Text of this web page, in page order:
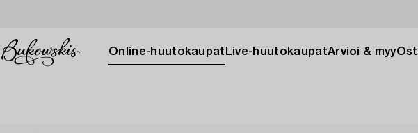
Online-huutokaupat Live-huutokaupatArvioi & myy